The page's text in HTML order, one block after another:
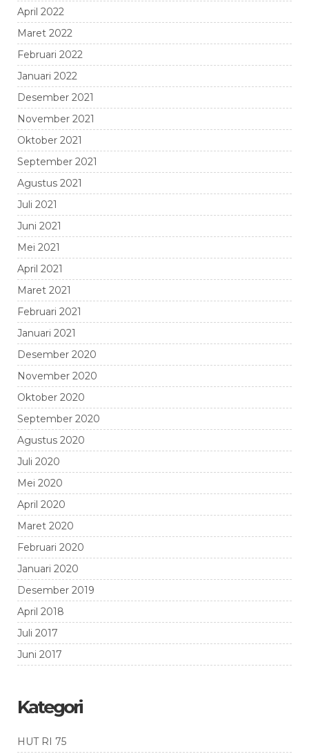
April 2022
Maret 2022
Februari 2022
Januari 2022
Desember 2021
November 2021
Oktober 2021
September 2021
Agustus 2021
Juli 2021
Juni 2021
Mei 2021
April 2021
Maret 2021
Februari 2021
Januari 2021
Desember 2020
November 2020
Oktober 2020
September 2020
Agustus 2020
Juli 2020
Mei 2020
April 2020
Maret 2020
Februari 2020
Januari 2020
Desember 2019
April 2018
Juli 2017
Juni 2017
Kategori
HUT RI 75